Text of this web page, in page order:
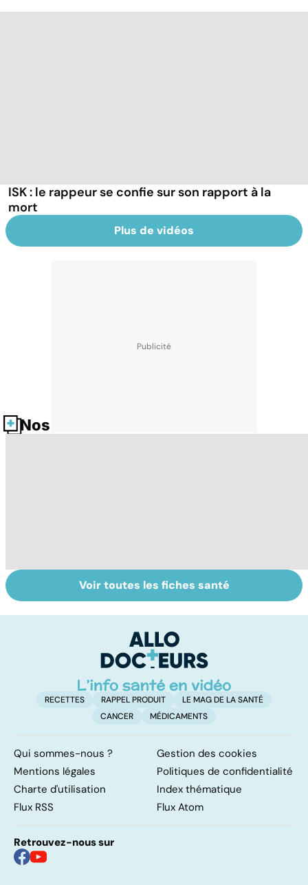
ISK : le rappeur se confie sur son rapport à la
mort
Plus de vidéos
Nos fiches santé
La tuberculose
pulmonaire
Tout savoir sur
les infections
Voir toutes les fiches santé
RECETTES RAPPEL PRODUIT
LE MAG DE LA SANTÉ
CANCER
MÉDICAMENTS
Qui sommes-nous ?
Gestion des cookies
Mentions légales
Politiques de confidentialité
Charte d'utilisation
Index thématique
Flux RSS
Flux Atom
Retrouvez-nous sur